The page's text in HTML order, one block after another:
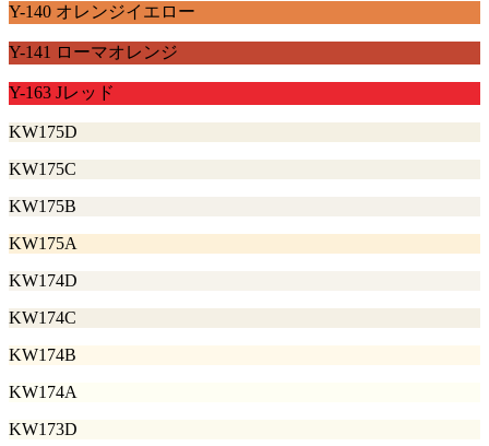
Y-140 オレンジイエロー
Y-141 ローマオレンジ
Y-163 Jレッド
KW175D
KW175C
KW175B
KW175A
KW174D
KW174C
KW174B
KW174A
KW173D